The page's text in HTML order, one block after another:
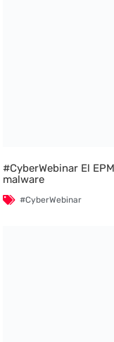
#CyberWebinar El
malware
#CyberWebinar